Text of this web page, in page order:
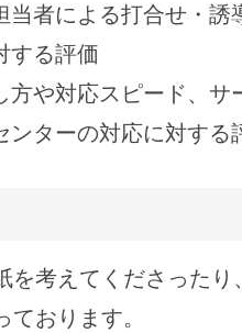
者による打合せ・誘
する評価
や対応スピード、サ
ターの対応に対する
を考えてくださった
おります。